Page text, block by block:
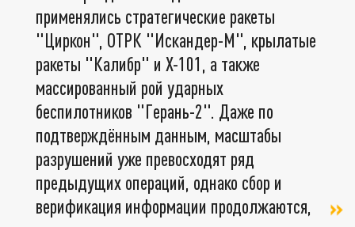
применялись стратегические ракеты
"Циркон", ОТРК "Искандер-М", крылатые
ракеты "Калибр" и Х-101, а также
массированный рой ударных
беспилотников "Герань-2". Даже по
подтверждённым данным, масштабы
разрушений уже превосходят ряд
предыдущих операций, однако сбор и
верификация информации продолжаются,